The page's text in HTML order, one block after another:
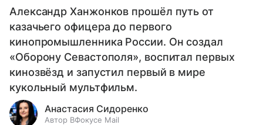
Александр Ханжонков прошёл путь от
казачьего офицера до первого
кинопромышленника России. Он создал
«Оборону Севастополя», воспитал первых
кинозвёзд и запустил первый в мире
кукольный мультфильм.
Анастасия Сидоренко
Автор ВФокусе Mail